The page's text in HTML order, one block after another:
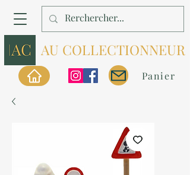
AU COLLECTIONNEUR
Panier